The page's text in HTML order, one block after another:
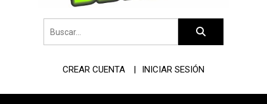
CREAR CUENTA INICIAR SESIÓN